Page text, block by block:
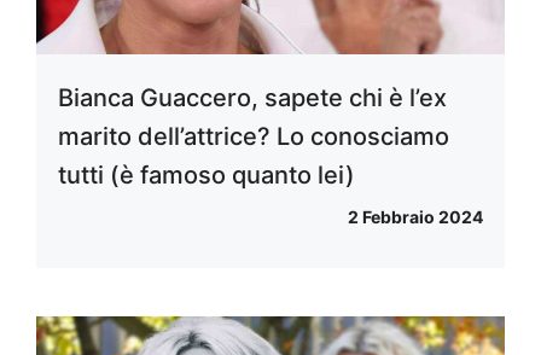
Bianca Guaccero, sapete chi è l’ex
marito dell’attrice? Lo conosciamo
tutti (è famoso quanto lei)
2 Febbraio 2024